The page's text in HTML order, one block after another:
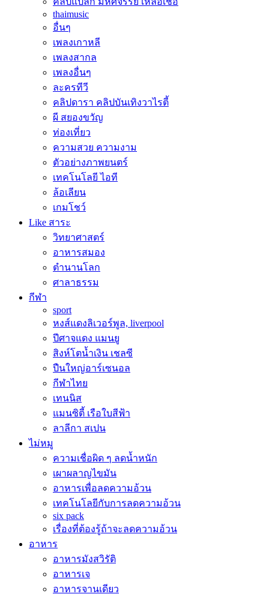
thaimusic
อื่นๆ
เพลงเกาหลี
เพลงสากล
เพลงอื่นๆ
ละครทีวี
คลิปดารา คลิปบันเทิงวาไรตี้
ผี สยองขวัญ
ท่องเที่ยว
ความสวย ความงาม
ตัวอย่างภาพยนตร์
เทคโนโลยี ไอที
ล้อเลียน
เกมโชว์
Like สาระ
วิทยาศาสตร์
อาหารสมอง
ตำนานโลก
ศาลาธรรม
กีฬา
sport
หงส์แดงลิเวอร์พูล, liverpool
ปีศาจแดง แมนยู
สิงห์โตน้ำเงิน เชลซี
ปืนใหญ่อาร์เซนอล
กีฬาไทย
เทนนิส
แมนซิตี้ เรือใบสีฟ้า
ลาลีกา สเปน
ไม่หมู
ความเชื่อผิด ๆ ลดน้ำหนัก
เผาผลาญไขมัน
อาหารเพื่อลดความอ้วน
เทคโนโลยีกับการลดความอ้วน
six pack
เรื่องที่ต้องรู้ถ้าจะลดความอ้วน
อาหาร
อาหารมังสวิรัติ
อาหารเจ
อาหารจานเดียว